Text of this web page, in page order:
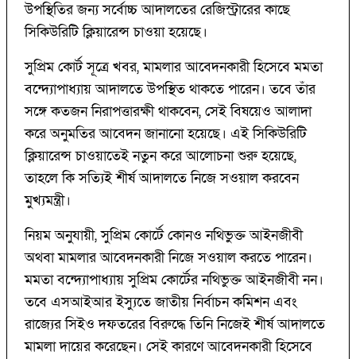
উপস্থিতির জন্য সর্বোচ্চ আদালতের রেজিস্ট্রারের কাছে
সিকিউরিটি ক্লিয়ারেন্স চাওয়া হয়েছে।
সুপ্রিম কোর্ট সূত্রে খবর, মামলার আবেদনকারী হিসেবে মমতা
বন্দ্যোপাধ্যায় আদালতে উপস্থিত থাকতে পারেন। তবে তাঁর
সঙ্গে কতজন নিরাপত্তারক্ষী থাকবেন, সেই বিষয়েও আলাদা
করে অনুমতির আবেদন জানানো হয়েছে। এই সিকিউরিটি
ক্লিয়ারেন্স চাওয়াতেই নতুন করে আলোচনা শুরু হয়েছে,
তাহলে কি সত্যিই শীর্ষ আদালতে নিজে সওয়াল করবেন
মুখ্যমন্ত্রী।
নিয়ম অনুযায়ী, সুপ্রিম কোর্টে কোনও নথিভুক্ত আইনজীবী
অথবা মামলার আবেদনকারী নিজে সওয়াল করতে পারেন।
মমতা বন্দ্যোপাধ্যায় সুপ্রিম কোর্টের নথিভুক্ত আইনজীবী নন।
তবে এসআইআর ইস্যুতে জাতীয় নির্বাচন কমিশন এবং
রাজ্যের সিইও দফতরের বিরুদ্ধে তিনি নিজেই শীর্ষ আদালতে
মামলা দায়ের করেছেন। সেই কারণে আবেদনকারী হিসেবে